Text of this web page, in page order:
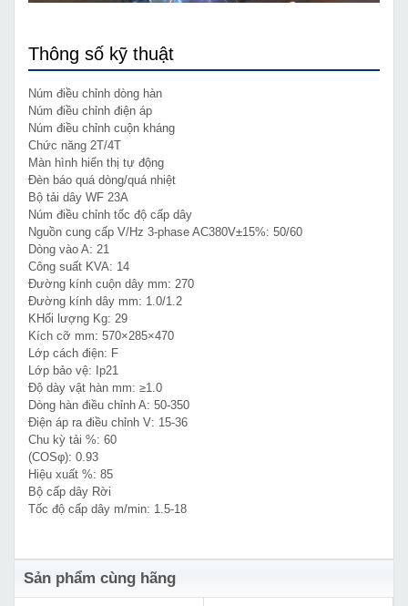
Thông số kỹ thuật
Núm điều chỉnh dòng hàn
Núm điều chỉnh điện áp
Núm điều chỉnh cuộn kháng
Chức năng 2T/4T
Màn hình hiển thị tự động
Đèn báo quá dòng/quá nhiệt
Bộ tải dây WF 23A
Núm điều chỉnh tốc độ cấp dây
Nguồn cung cấp V/Hz 3-phase AC380V±15%: 50/60
Dòng vào A: 21
Công suất KVA: 14
Đường kính cuộn dây mm: 270
Đường kính dây mm: 1.0/1.2
KHối lượng Kg: 29
Kích cỡ mm: 570×285×470
Lớp cách điện: F
Lớp bảo vệ: Ip21
Độ dày vật hàn mm: ≥1.0
Dòng hàn điều chỉnh A: 50-350
Điện áp ra điều chỉnh V: 15-36
Chu kỳ tải %: 60
(COSφ): 0.93
Hiệu xuất %: 85
Bộ cấp dây Rời
Tốc độ cấp dây m/min: 1.5-18
Sản phẩm cùng hãng